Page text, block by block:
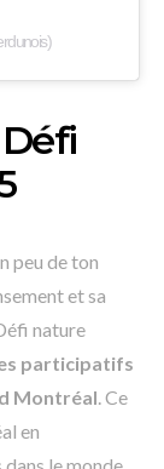
peu de ton
et sa
nature
participatifs
Montréal. Ce
en